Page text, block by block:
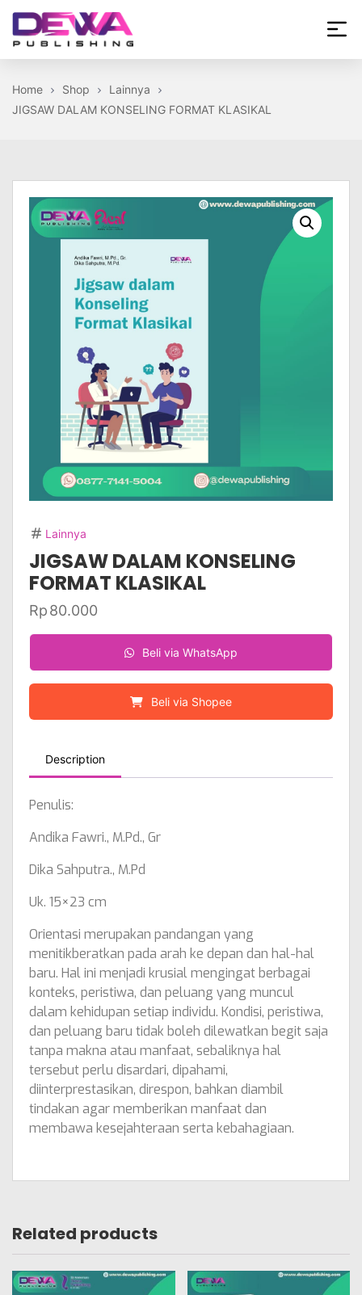
Skip
theDewa
Home
Shop
Lainnya
JIGSAW DALAM KONSELING FORMAT KLASIKAL
Lainnya
JIGSAW DALAM KONSELING
FORMAT KLASIKAL
Rp80.000
Beli via WhatsApp
Beli via Shopee
Description
Penulis:
Andika Fawri., M.Pd., Gr
Dika Sahputra., M.Pd
Uk. 15×23 cm
Orientasi merupakan pandangan yang
menitikberatkan pada arah ke depan dan hal-hal
baru. Hal ini menjadi krusial mengingat berbagai
konteks, peristiwa, dan peluang yang muncul
dalam kehidupan setiap individu. Kondisi, peristiwa,
dan peluang baru tidak boleh dilewatkan begit saja
tanpa makna atau manfaat, sebaliknya hal
tersebut perlu disardari, dipahami,
diinterprestasikan, direspon, bahkan diambil
tindakan agar memberikan manfaat dan
membawa kesejahteraan serta kebahagiaan.
Related products